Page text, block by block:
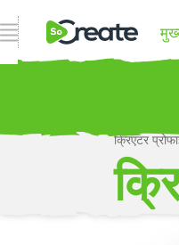
ओपन नेव्हिगेशन
क्रिएटर